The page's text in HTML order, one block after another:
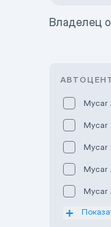
Владелец
Mycar
Mycar
Mycar
Mycar
Mycar
Mycar